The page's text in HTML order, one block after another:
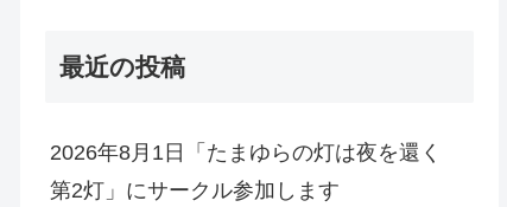
最近の投稿
2026年8月1日「たまゆらの灯は夜を還く
第2灯」にサークル参加します